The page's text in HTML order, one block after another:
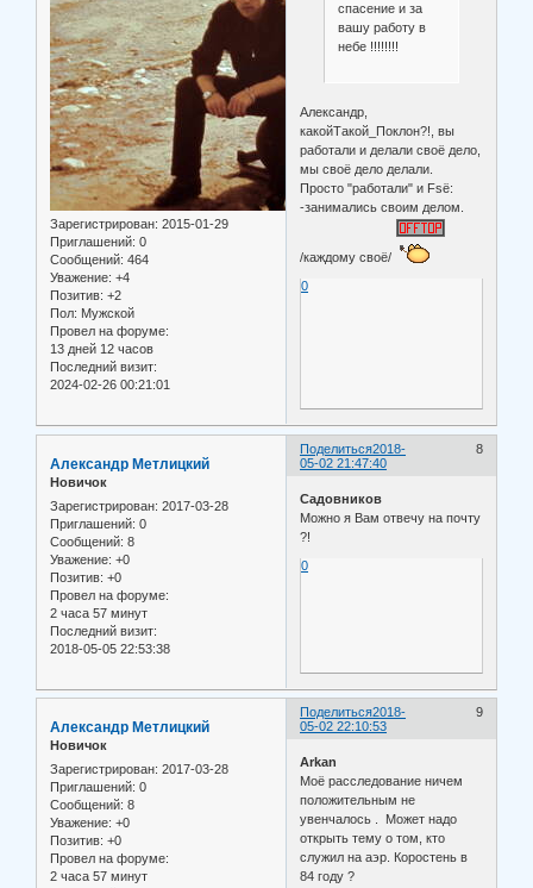
Зарегистрирован: 2015-01-29
Приглашений: 0
Сообщений: 464
Уважение: +4
Позитив: +2
Пол: Мужской
Провел на форуме:
13 дней 12 часов
Последний визит:
2024-02-26 00:21:01
спасение и за
вашу работу в
небе !!!!!!!!
Александр,
какойТакой_Поклон?!, вы
работали и делали своё дело,
мы своё дело делали.
Просто "работали" и Fsё:
-занимались своим делом.
/каждому своё/
0
Поделиться 8
2018-
05-02 21:47:40
Александр Метлицкий
Новичок
Зарегистрирован: 2017-03-28
Приглашений: 0
Сообщений: 8
Уважение: +0
Позитив: +0
Провел на форуме:
2 часа 57 минут
Последний визит:
2018-05-05 22:53:38
Садовников
Можно я Вам отвечу на почту
?!
0
Поделиться 9
2018-
05-02 22:10:53
Александр Метлицкий
Новичок
Зарегистрирован: 2017-03-28
Приглашений: 0
Сообщений: 8
Уважение: +0
Позитив: +0
Провел на форуме:
2 часа 57 минут
Arkan
Моё расследование ничем
положительным не
увенчалось . Может надо
открыть тему о том, кто
служил на аэр. Коростень в
84 году ?